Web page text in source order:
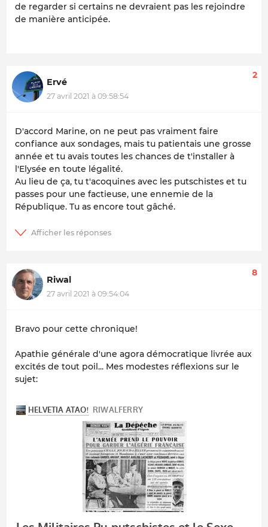
de regarder si certains ne devraient pas les rejoindre
de manière anticipée.
Ervé
27 avril 2021 à 09:58:54
2
D'accord Marine, on ne peut pas vraiment faire
confiance aux sondages, mais tu patientais une grosse
année et tu avais toutes les chances de t'installer à
l'Elysée en toute légalité.
Au lieu de ça, tu t'acoquines avec les putschistes et tu
passes pour une factieuse, une ennemie de la
République. Tu as encore tout gâché.
Riwal
27 avril 2021 à 09:54:04
8
Bravo pour cette chronique!
Apathie générale d'une agora démocratique livrée aux
excités de tout poil... Mes modestes réflexions sur le
sujet: